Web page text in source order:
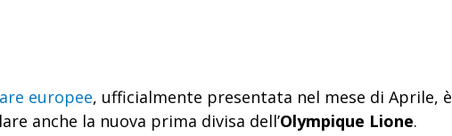
europee, ufficialmente presentata nel mese di Aprile, è
anche la nuova prima divisa dell’Olympique Lione.